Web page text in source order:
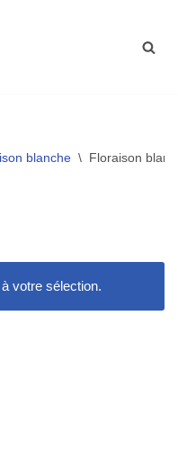
blanche \ Floraison
votre sélection.